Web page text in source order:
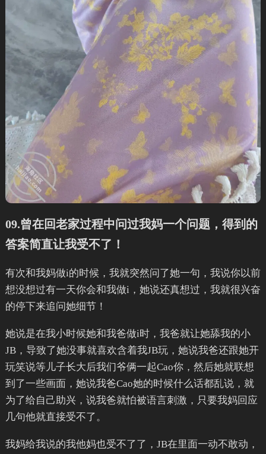
09.曾在回老家过程中问过我妈一个问题，得到的
答案简直让我受不了！
有次和我妈做i的时候，我就突然问了她一句，我说你以前
想没想过有一天你会和我做i，她说还真想过，我就很兴奋
的停下来追问她细节！
她说是在我小时候她和我爸做i时，我爸就让她舔我的小
JB，导致了她没事就喜欢含着我JB玩，她说我爸还跟她开
玩笑说等儿子长大后我们爷俩一起Cao你，然后她就联想
到了一些画面，她说我爸Cao她的时候什么话都乱说，就
为了给自己助兴，说我爸就怕被语言刺激，只要我妈回应
几句他就直接受不了。
我妈给我说的我他妈也受不了了，JB在里面一动不敢动，